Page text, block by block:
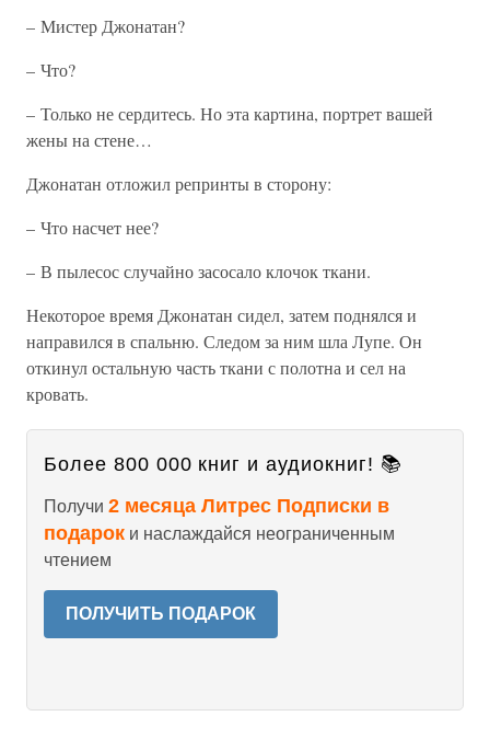
– Мистер Джонатан?
– Что?
– Только не сердитесь. Но эта картина, портрет вашей
жены на стене…
Джонатан отложил репринты в сторону:
– Что насчет нее?
– В пылесос случайно засосало клочок ткани.
Некоторое время Джонатан сидел, затем поднялся и
направился в спальню. Следом за ним шла Лупе. Он
откинул остальную часть ткани с полотна и сел на
кровать.
Более 800 000 книг и аудиокниг! 📚
Получи 2 месяца Литрес Подписки в
подарок и наслаждайся неограниченным
чтением
ПОЛУЧИТЬ ПОДАРОК